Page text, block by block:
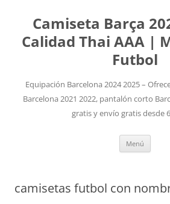
Camiseta Barça
Calidad Thai AAA |
Futbol
Equipación Barcelona 2024 2025 –
Barcelona 2021 2022, pantalón corto
gratis y envío gratis desde
Menú
camisetas futbol con